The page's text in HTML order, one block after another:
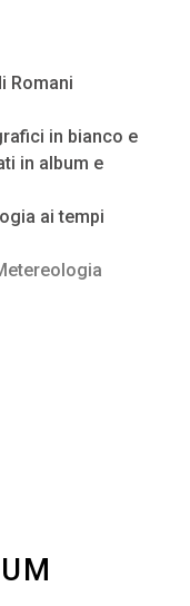
Romani
in bianco e
in album e
ai tempi